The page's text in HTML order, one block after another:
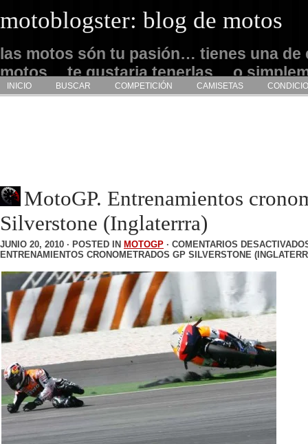
motoblogster: blog de motos
las motos són tu pasión… tienes una de
motos… te gustaria tenerlas… o
admirarlas… este es tu sitio
INICIO BUSCAR COMPETICIÓN CAMISETAS
MotoGP. Entrenamientos
Silverstone (Inglaterrra)
JUNIO 20, 2010 · POSTED IN MOTOGP · COMENTARIOS
ENTRENAMIENTOS CRONOMETRADOS GP SILVERSTONE